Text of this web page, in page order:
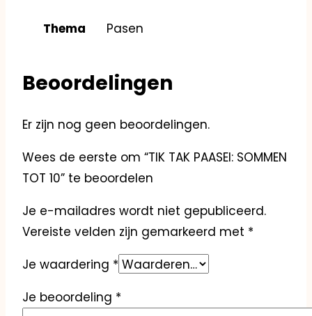
Thema Pasen
Beoordelingen
Er zijn nog geen beoordelingen.
Wees de eerste om “TIK TAK PAASEI: SOMMEN
TOT 10” te beoordelen
Je e-mailadres wordt niet gepubliceerd.
Vereiste velden zijn gemarkeerd met *
Je waardering *
Je beoordeling *